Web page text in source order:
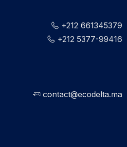
+212 661345379
+212 5377-99416
contact@ecodelta.ma